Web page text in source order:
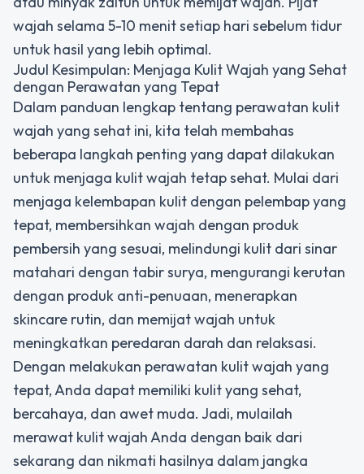
wajah selama 5-10 menit setiap hari sebelum tidur
untuk hasil yang lebih optimal.
Judul Kesimpulan: Menjaga Kulit Wajah yang Sehat
dengan Perawatan yang Tepat
Dalam panduan lengkap tentang perawatan kulit
wajah yang sehat ini, kita telah membahas
beberapa langkah penting yang dapat dilakukan
untuk menjaga kulit wajah tetap sehat. Mulai dari
menjaga kelembapan kulit dengan pelembap yang
tepat, membersihkan wajah dengan produk
pembersih yang sesuai, melindungi kulit dari sinar
matahari dengan tabir surya, mengurangi kerutan
dengan produk anti-penuaan, menerapkan
skincare rutin, dan memijat wajah untuk
meningkatkan peredaran darah dan relaksasi.
Dengan melakukan perawatan kulit wajah yang
tepat, Anda dapat memiliki kulit yang sehat,
bercahaya, dan awet muda. Jadi, mulailah
merawat kulit wajah Anda dengan baik dari
sekarang dan nikmati hasilnya dalam jangka